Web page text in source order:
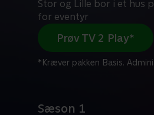
Stor og Lille bor i et hus
for eventyr
Prøv TV 2 Play*
*Kræver pakken Basis.
Sæson 1